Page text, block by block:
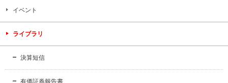
イベント
ライブラリ
決算短信
有価証券報告書